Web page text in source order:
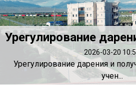
2026-03-20
Урегулирование дарения и
учен...